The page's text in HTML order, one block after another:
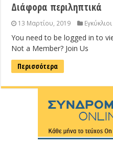
Διάφορα περιληπτικά
13 Μαρτίου, 2019
You need to be logged in to
Not a Member? Join Us
Περισσότερα